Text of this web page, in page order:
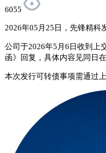
6055
2026年05月25日，先锋精科
公司于2026年5月6日收到上
函》回复，具体内容见同日
本次发行可转债事项需通过